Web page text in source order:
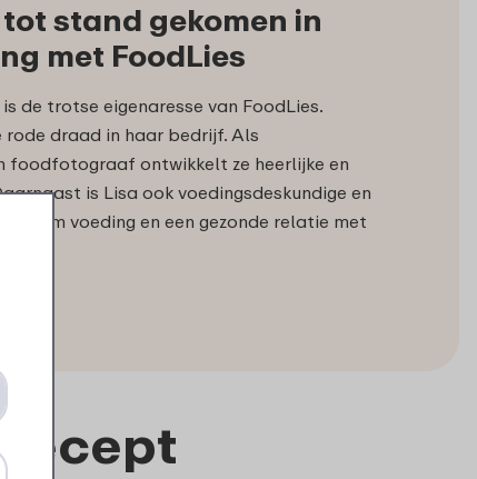
stand gekomen in
met FoodLies
de trotse eigenaresse van FoodLies.
rode draad in haar bedrijf. Als
foodfotograaf ontwikkelt ze heerlijke en
is Lisa ook voedingsdeskundige en
voeding en een gezonde relatie met